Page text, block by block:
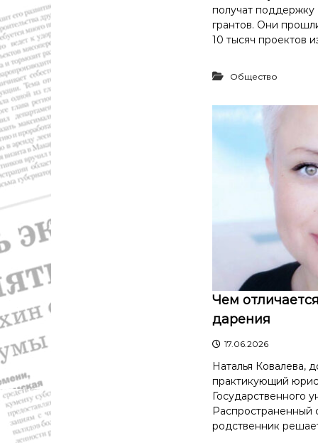
получат
грантов. Они
10 тысяч проектов
Общество
Чем
дарения
17.06.2026
Наталья Ковалева,
практикующий
Государственного
Распространенный
родственник